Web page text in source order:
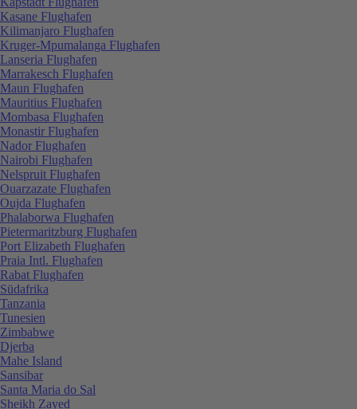
Kasane Flughafen
Kilimanjaro Flughafen
Kruger-Mpumalanga Flughafen
Lanseria Flughafen
Marrakesch Flughafen
Maun Flughafen
Mauritius Flughafen
Mombasa Flughafen
Monastir Flughafen
Nador Flughafen
Nairobi Flughafen
Nelspruit Flughafen
Ouarzazate Flughafen
Oujda Flughafen
Phalaborwa Flughafen
Pietermaritzburg Flughafen
Port Elizabeth Flughafen
Praia Intl. Flughafen
Rabat Flughafen
Südafrika
Tanzania
Tunesien
Zimbabwe
Djerba
Mahe Island
Sansibar
Santa Maria do Sal
Sheikh Zayed